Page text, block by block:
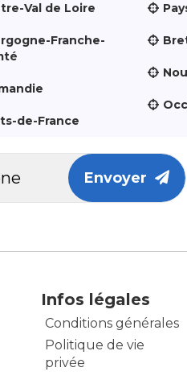
Val de Loire
Franche-
de-France
Envoyer
Infos légales
Conditions générales
Politique de vie
privée